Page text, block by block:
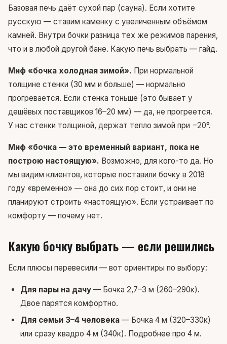
Базовая печь даёт сухой пар (сауна). Если хотите
русскую — ставим каменку с увеличенным объёмом
камней. Внутри бочки разница тех же режимов парения,
что и в любой другой бане. Какую печь выбрать — гайд.
Миф «бочка холодная зимой». При нормальной
толщине стенки (30 мм и больше) — нормально
прогревается. Если стенка тоньше (это бывает у
дешёвых поставщиков 16–20 мм) — да, не прогреется.
У нас стенки толщиной, держат тепло зимой при −20°.
Миф «бочка — это временный вариант, пока не
построю настоящую». Возможно, для кого-то да. Но
мы видим клиентов, которые поставили бочку в 2018
году «временно» — она до сих пор стоит, и они не
планируют строить «настоящую». Если устраивает по
комфорту — почему нет.
Какую бочку выбрать — если решились
Если плюсы перевесили — вот ориентиры по выбору:
Для пары на дачу — Бочка 2,7–3 м (260–290к).
Двое парятся комфортно.
Для семьи 3–4 человека — Бочка 4 м (320–330к)
или сразу квадро 4 м (340к). Подробнее про 4 м.